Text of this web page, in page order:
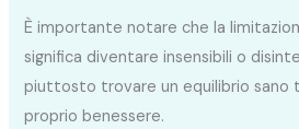
È importante notare che la
significa diventare insensibili o
piuttosto trovare un equilibrio sano
proprio benessere.